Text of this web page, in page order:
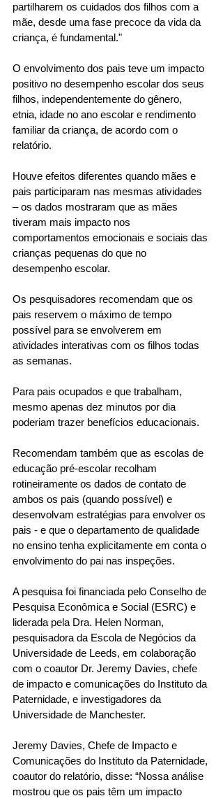
partilharem os cuidados dos filhos com a
mãe, desde uma fase precoce da vida da
criança, é fundamental."
O envolvimento dos pais teve um impacto
positivo no desempenho escolar dos seus
filhos, independentemente do gênero,
etnia, idade no ano escolar e rendimento
familiar da criança, de acordo com o
relatório.
Houve efeitos diferentes quando mães e
pais participaram nas mesmas atividades
– os dados mostraram que as mães
tiveram mais impacto nos
comportamentos emocionais e sociais das
crianças pequenas do que no
desempenho escolar.
Os pesquisadores recomendam que os
pais reservem o máximo de tempo
possível para se envolverem em
atividades interativas com os filhos todas
as semanas.
Para pais ocupados e que trabalham,
mesmo apenas dez minutos por dia
poderiam trazer benefícios educacionais.
Recomendam também que as escolas de
educação pré-escolar recolham
rotineiramente os dados de contato de
ambos os pais (quando possível) e
desenvolvam estratégias para envolver os
pais - e que o departamento de qualidade
no ensino tenha explicitamente em conta o
envolvimento do pai nas inspeções.
A pesquisa foi financiada pelo Conselho de
Pesquisa Econômica e Social (ESRC) e
liderada pela Dra. Helen Norman,
pesquisadora da Escola de Negócios da
Universidade de Leeds, em colaboração
com o coautor Dr. Jeremy Davies, chefe
de impacto e comunicações do Instituto da
Paternidade, e investigadores da
Universidade de Manchester.
Jeremy Davies, Chefe de Impacto e
Comunicações do Instituto da Paternidade,
coautor do relatório, disse: “Nossa análise
mostrou que os pais têm um impacto